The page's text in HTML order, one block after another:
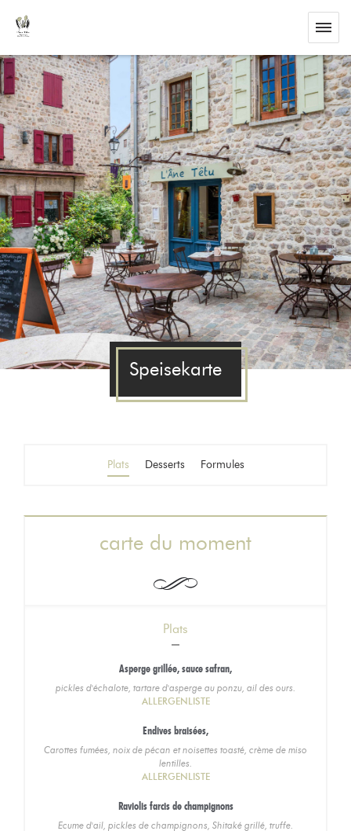
Speisekarte
Plats Desserts Formules
carte du moment
Plats
Asperge grillée, sauce safran,
pickles d'échalote, tartare d'asperge au ponzu, ail des ours.
ALLERGENLISTE
Endives braisées,
Carottes fumées, noix de pécan et noisettes toasté, crème de miso
lentilles.
ALLERGENLISTE
Raviolis farcis de champignons
Ecume d'ail, pickles de champignons, Shitaké grillé, truffe.